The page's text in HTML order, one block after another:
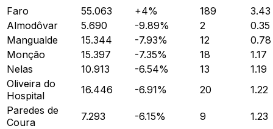
Faro
55.063 +4% 189
3.43
Almodôvar
5.690 -9.89% 2
0.35
Mangualde
15.344 -7.93% 12
0.78
Monção
15.397 -7.35% 18
1.17
Nelas
10.913 -6.54% 13
1.19
Oliveira do
Hospital
16.446 -6.91% 20
1.22
Paredes de
Coura
7.293 -6.15% 9
1.23